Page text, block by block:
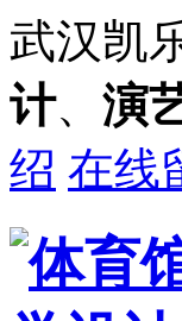
武汉凯
计、 演
绍 在线